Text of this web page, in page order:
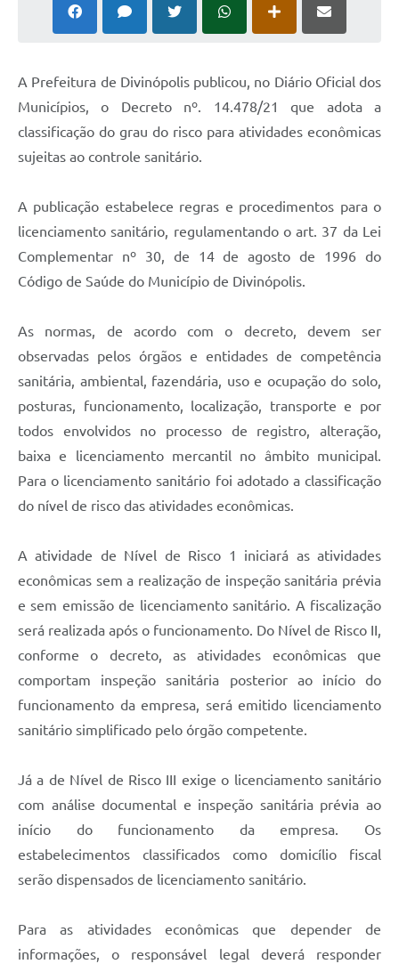
A Prefeitura de Divinópolis publicou, no Diário Oficial dos
Municípios, o Decreto nº. 14.478/21 que adota a
classificação do grau do risco para atividades econômicas
sujeitas ao controle sanitário.
A publicação estabelece regras e procedimentos para o
licenciamento sanitário, regulamentando o art. 37 da Lei
Complementar nº 30, de 14 de agosto de 1996 do
Código de Saúde do Município de Divinópolis.
As normas, de acordo com o decreto, devem ser
observadas pelos órgãos e entidades de competência
sanitária, ambiental, fazendária, uso e ocupação do solo,
posturas, funcionamento, localização, transporte e por
todos envolvidos no processo de registro, alteração,
baixa e licenciamento mercantil no âmbito municipal.
Para o licenciamento sanitário foi adotado a classificação
do nível de risco das atividades econômicas.
A atividade de Nível de Risco 1 iniciará as atividades
econômicas sem a realização de inspeção sanitária prévia
e sem emissão de licenciamento sanitário. A fiscalização
será realizada após o funcionamento. Do Nível de Risco II,
conforme o decreto, as atividades econômicas que
comportam inspeção sanitária posterior ao início do
funcionamento da empresa, será emitido licenciamento
sanitário simplificado pelo órgão competente.
Já a de Nível de Risco III exige o licenciamento sanitário
com análise documental e inspeção sanitária prévia ao
início do funcionamento da empresa. Os
estabelecimentos classificados como domicílio fiscal
serão dispensados de licenciamento sanitário.
Para as atividades econômicas que depender de
informações, o responsável legal deverá responder